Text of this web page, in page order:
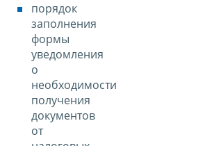
порядок
заполнения
формы
уведомления
о
необходимости
получения
документов
от